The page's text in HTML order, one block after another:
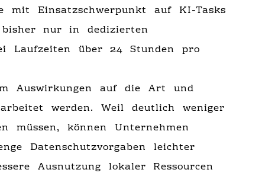
mit Einsatzschwerpunkt auf KI-Tasks
nur in dedizierten
Laufzeiten über 24 Stunden pro
Auswirkungen auf die Art und
werden. Weil deutlich weniger
müssen, können Unternehmen
Datenschutzvorgaben leichter
Ausnutzung lokaler Ressourcen